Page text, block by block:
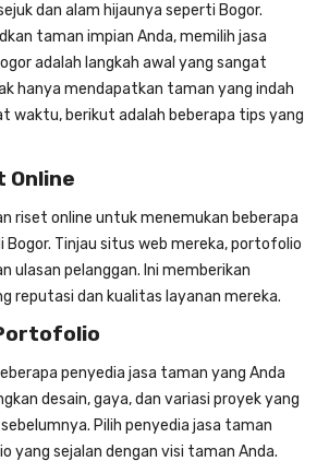
dan alam hijaunya seperti Bogor.
taman impian Anda, memilih jasa
adalah langkah awal yang sangat
hanya mendapatkan taman yang indah
waktu, berikut adalah beberapa tips yang
Online
riset online untuk menemukan beberapa
Bogor. Tinjau situs web mereka, portofolio
ulasan pelanggan. Ini memberikan
reputasi dan kualitas layanan mereka.
penyedia jasa taman yang Anda
desain, gaya, dan variasi proyek yang
Pilih penyedia jasa taman
yang sejalan dengan visi taman Anda.